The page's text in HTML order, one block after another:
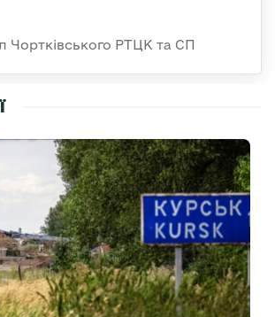
Чортківського РТЦК та СП